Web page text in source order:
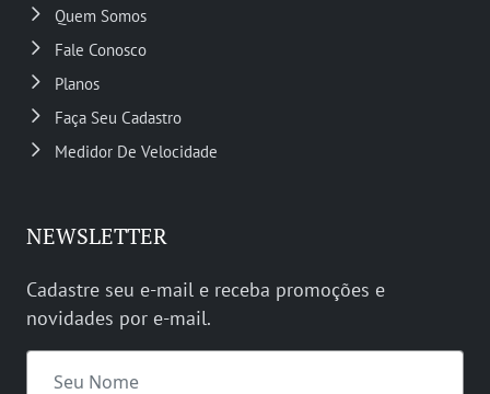
Quem Somos
Fale Conosco
Planos
Faça Seu Cadastro
Medidor De Velocidade
NEWSLETTER
Cadastre seu e-mail e receba promoções e
novidades por e-mail.